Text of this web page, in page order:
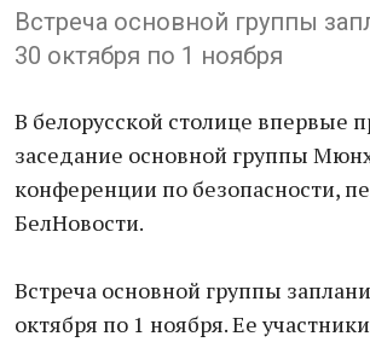
Встреча основной группы
30 октября по 1 ноября
В белорусской столице впервые
заседание основной группы
конференции по безопасности,
БелНовости.
Встреча основной группы
октября по 1 ноября. Ее